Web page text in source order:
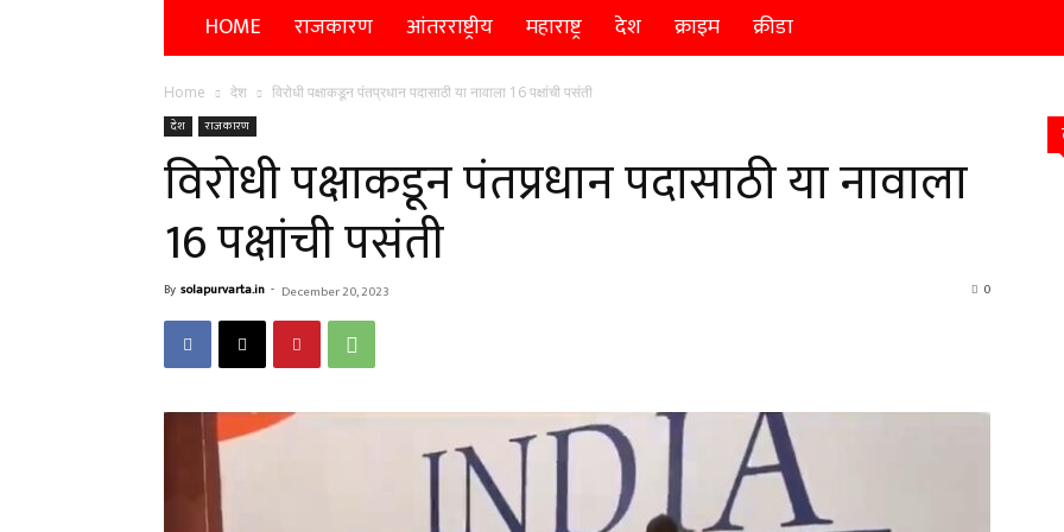
HOME राजकारण आंतरराष्ट्रीय महाराष्ट्र देश क्राइम क्रीडा
Home देश विरोधी पक्षाकडून पंतप्रधान पदासाठी या नावाला 16 पक्षांची पसंती
देश राजकारण
विरोधी पक्षाकडून पंतप्रधान पदासाठी या नावाला
16 पक्षांची पसंती
By solapurvarta.in - December 20, 2023 0